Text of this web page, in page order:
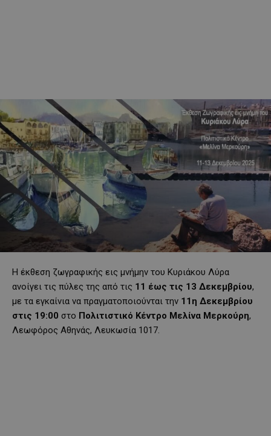
Η έκθεση ζωγραφικής εις μνήμην του Κυριάκου Λύρα
ανοίγει τις πύλες της από τις 11 έως τις 13 Δεκεμβρίου,
με τα εγκαίνια να πραγματοποιούνται την 11η Δεκεμβρίου
στις 19:00 στο Πολιτιστικό Κέντρο Μελίνα Μερκούρη,
Λεωφόρος Αθηνάς, Λευκωσία 1017.